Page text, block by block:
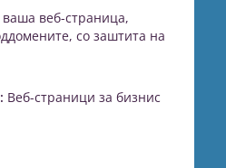
веб-страница,
со заштита на
Веб-страници за бизнис